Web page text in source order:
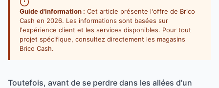
Guide d'information : Cet article présente l'offre de Brico
Cash en 2026. Les informations sont basées sur
l'expérience client et les services disponibles. Pour tout
projet spécifique, consultez directement les magasins
Brico Cash.
Toutefois, avant de se perdre dans les allées d'un